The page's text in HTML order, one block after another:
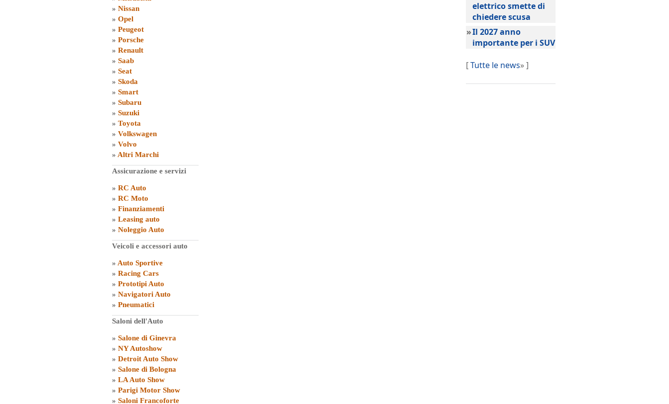
» Nissan
» Opel
» Peugeot
» Porsche
» Renault
» Saab
» Seat
» Skoda
» Smart
» Subaru
» Suzuki
» Toyota
» Volkswagen
» Volvo
» Altri Marchi
Assicurazione e servizi
» RC Auto
» RC Moto
» Finanziamenti
» Leasing auto
» Noleggio Auto
Veicoli e accessori auto
» Auto Sportive
» Racing Cars
» Prototipi Auto
» Navigatori Auto
» Pneumatici
Saloni dell'Auto
» Salone di Ginevra
» NY Autoshow
» Detroit Auto Show
» Salone di Bologna
» LA Auto Show
» Parigi Motor Show
» Saloni Francoforte
elettrico smette di
chiedere scusa
»Il 2027 anno
importante per i SUV
[Tutte le news» ]